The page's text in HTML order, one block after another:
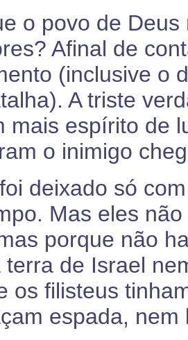
o povo de
Afinal de
(inclusive o
A triste
mais espírito de
o inimigo
deixado só
Mas eles
porque não
terra de Israel
os filisteus
espada, nem